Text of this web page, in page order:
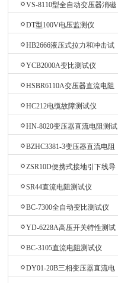
VS-8110型全自动变压器消磁
DT型100V电压监测仪
HB2666液压式拉力和冲击试
YCB2000A变比测试仪
HSBR6110A变压器直流电阻
HC212电缆故障测试仪
HN-8020变压器直流电阻测试
BZHC3381-3变压器直流电阻
ZSR10D便携式接地引下线导
通测试仪
SR44直流电阻测试仪
BC-7300全自动变比测试仪
YD-6228A高压开关特性测试
BC-3105直流电阻测试仪
DY01-20B三相变压器直流电